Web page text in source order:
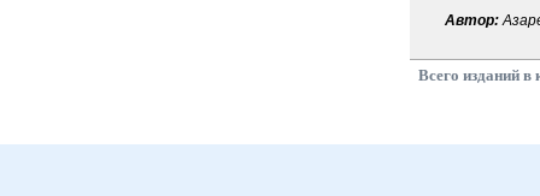
Автор:
Всего изданий